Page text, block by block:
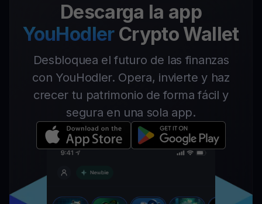
Descarga la app
YouHodler Crypto Wallet
Desbloquea el futuro de las finanzas
con YouHodler. Opera, invierte y haz
crecer tu patrimonio de forma fácil y
segura en una sola app.